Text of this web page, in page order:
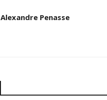
Alexandre Penasse